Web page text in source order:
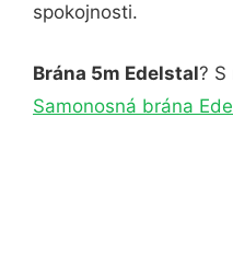
spokojnosti.
Brána 5m Edelstal? S
Samonosná brána